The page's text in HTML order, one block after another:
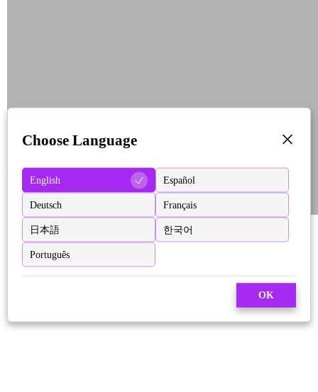
Choose Language
English Español
Deutsch Français
日本語 한국어
Português
OK